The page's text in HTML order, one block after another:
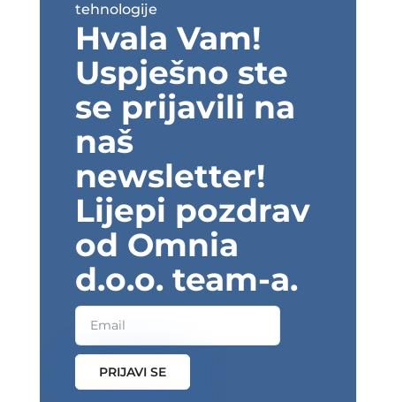
tehnologije
Hvala Vam!
Uspješno ste
se prijavili na
naš
newsletter!
Lijepi pozdrav
od Omnia
d.o.o. team-a.
PRIJAVI SE